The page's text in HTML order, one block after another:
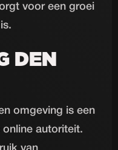
voor een groei
DEN
omgeving is een
online autoriteit.